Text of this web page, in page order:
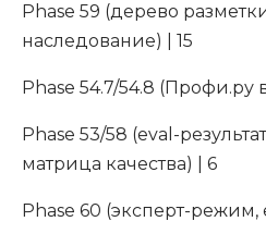
Phase 59 (дерево
наследование) | 15
Phase 54.7/54.8 (Профи.ру
Phase 53/58 (eval-
матрица качества) | 6
Phase 60 (эксперт-